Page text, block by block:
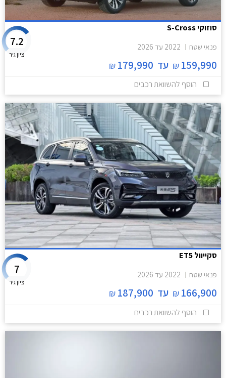
סוזוקי S-Cross
פנאי שטח 2022 עד 2026
159,990
₪ עד 179,990
₪
7.2
ציון גיר
הוסף להשוואת רכבים
סקייוול ET5
פנאי שטח 2022 עד 2026
166,900
₪ עד 187,900
₪
7
ציון גיר
הוסף להשוואת רכבים